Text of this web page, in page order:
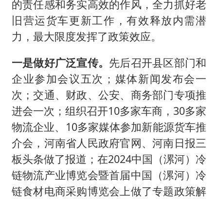
构建更高水平的全民健身公共服务体系
奋力开创中国式现代化建设新局面
的责任感和务实高效的作风，全力抓好老
旧营运货车更新工作，有效释放内需潜
力，最大限度发挥了政策效应。
一是做好广泛宣传。 先后召开县区部门和
企业参加会议五次；媒体新闻发布会一
次；交通、财政、公安、商务部门专项推
进会一次；组织召开10多家车商，30多家
物流企业、10多家媒体参加新能源货车推
介会，河南省人民政府官网、河南日报三
板头条做了报道；在2024中国（漯河）冷
链物流产业博览会暨首届中国（漯河）冷
链食材电商采购博览会上做了专题政策解